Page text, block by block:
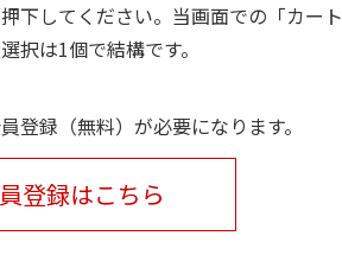
下してください。当画面での「カート
択は1個で結構です。
登録（無料）が必要になります。
登録はこちら